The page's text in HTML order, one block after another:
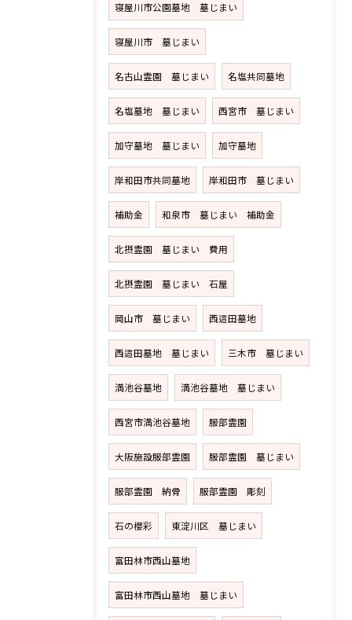
寝屋川市公園墓地 墓じまい
寝屋川市 墓じまい
名古山霊園 墓じまい 名塩共同墓地
名塩墓地 墓じまい 西宮市 墓じまい
加守墓地 墓じまい 加守墓地
岸和田市共同墓地 岸和田市 墓じまい
補助金 和泉市 墓じまい 補助金
北摂霊園 墓じまい 費用
北摂霊園 墓じまい 石屋
岡山市 墓じまい 西這田墓地
西這田墓地 墓じまい 三木市 墓じまい
満池谷墓地 満池谷墓地 墓じまい
西宮市満池谷墓地 服部霊園
大阪施設服部霊園 服部霊園 墓じまい
服部霊園 納骨 服部霊園 彫刻
石の櫻彩 東淀川区 墓じまい
富田林市西山墓地
富田林市西山墓地 墓じまい